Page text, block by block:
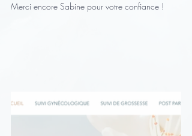
Merci encore Sabine pour votre confiance !